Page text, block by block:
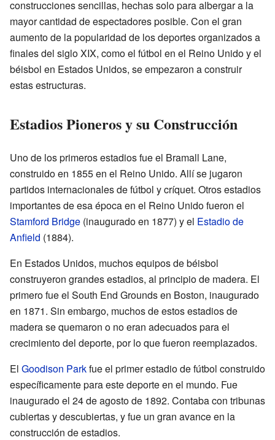
construcciones sencillas, hechas solo para albergar a la
mayor cantidad de espectadores posible. Con el gran
aumento de la popularidad de los deportes organizados a
finales del siglo XIX, como el fútbol en el Reino Unido y el
béisbol en Estados Unidos, se empezaron a construir
estas estructuras.
Estadios Pioneros y su Construcción
Uno de los primeros estadios fue el Bramall Lane,
construido en 1855 en el Reino Unido. Allí se jugaron
partidos internacionales de fútbol y críquet. Otros estadios
importantes de esa época en el Reino Unido fueron el
Stamford Bridge (inaugurado en 1877) y el Estadio de
Anfield (1884).
En Estados Unidos, muchos equipos de béisbol
construyeron grandes estadios, al principio de madera. El
primero fue el South End Grounds en Boston, inaugurado
en 1871. Sin embargo, muchos de estos estadios de
madera se quemaron o no eran adecuados para el
crecimiento del deporte, por lo que fueron reemplazados.
El Goodison Parkfue el primer estadio de fútbol construido
específicamente para este deporte en el mundo. Fue
inaugurado el 24 de agosto de 1892. Contaba con tribunas
cubiertas y descubiertas, y fue un gran avance en la
construcción de estadios.